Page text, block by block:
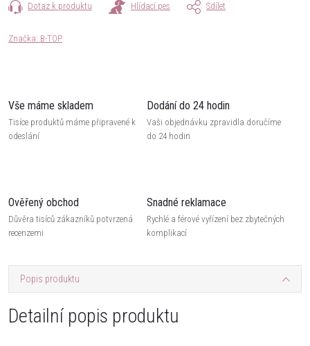
Dotaz k produktu Hlídací pes Sdílet
Značka: B-TOP
Vše máme skladem
Tisíce produktů máme připravené k
odeslání
Dodání do 24 hodin
Vaši objednávku zpravidla doručíme
do 24 hodin
Ověřený obchod
Důvěra tisíců zákazníků potvrzená
recenzemi
Snadné reklamace
Rychlé a férové vyřízení bez zbytečných
komplikací
Popis produktu
Detailní popis produktu